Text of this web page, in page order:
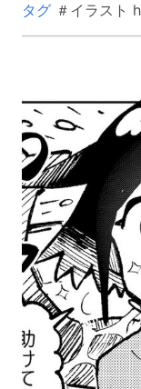
タグ ＃イラスト